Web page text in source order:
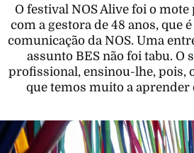
O festival NOS Alive foi o
com a gestora de 48 anos, que
comunicação da NOS. Uma
assunto BES não foi tabu. O
profissional, ensinou-lhe, pois,
que temos muito a aprender